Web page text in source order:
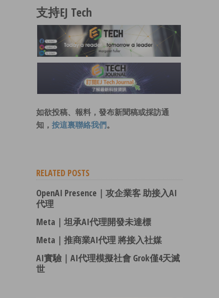
支持EJ Tech
如欲投稿、報料，發布新聞稿或採訪通
知， 按這裏聯絡我們 。
RELATED POSTS
OpenAI Presence｜攻企業客 助接入AI
代理
Meta｜坦承AI代理開發未達標
Meta｜推商業AI代理 將接入社媒
AI實驗｜AI代理模擬社會 Grok僅4天滅
世